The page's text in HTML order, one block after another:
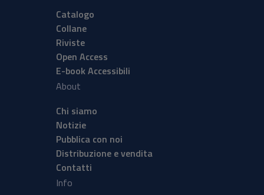
Catalogo
Collane
Riviste
Open Access
E-book Accessibili
About
Chi siamo
Notizie
Pubblica con noi
Distribuzione e vendita
Contatti
Info